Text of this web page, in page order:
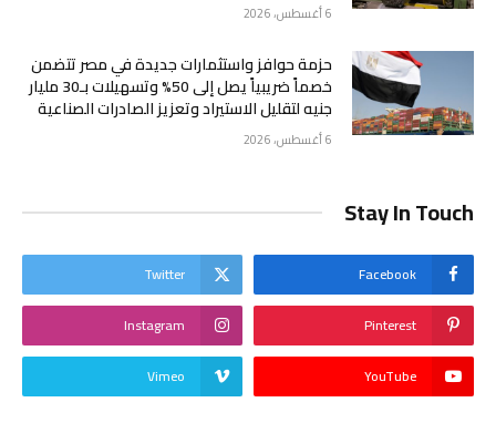
6 أغسطس، 2026
حزمة حوافز واستثمارات جديدة في مصر تتضمن
خصماً ضريبياً يصل إلى 50% وتسهيلات بـ30 مليار
جنيه لتقليل الاستيراد وتعزيز الصادرات الصناعية
6 أغسطس، 2026
Stay In Touch
Facebook
Twitter
Pinterest
Instagram
YouTube
Vimeo